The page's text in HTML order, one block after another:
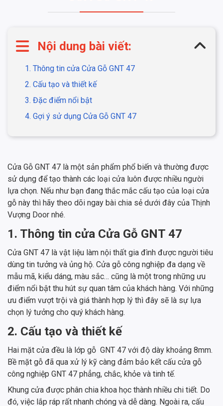
Nội dung bài viết:
1. Thông tin cửa Cửa Gỗ GNT 47
2. Cấu tạo và thiết kế
3. Đặc điểm nổi bật
4. Gợi ý sử dụng Cửa Gỗ GNT 47
Cửa Gỗ GNT 47 là một sản phẩm phổ biến và thường được
sử dụng để tạo thành các loại cửa luôn được nhiều người
lựa chọn. Nếu như bạn đang thắc mắc cấu tạo của loại cửa
gỗ này thì hãy theo dõi ngay bài chia sẻ dưới đây của Thịnh
Vượng Door nhé.
1. Thông tin cửa Cửa Gỗ GNT 47
Cửa GNT 47 là vật liệu làm nội thất gia đình được người tiêu
dùng tin tưởng và ủng hộ. Cửa gỗ công nghiệp đa dạng về
mẫu mã, kiểu dáng, màu sắc… cũng là một trong những ưu
điểm nổi bật thu hút sự quan tâm của khách hàng. Với những
ưu điểm vượt trội và giá thành hợp lý thì đây sẽ là sự lựa
chọn lý tưởng cho quý khách hàng.
2. Cấu tạo và thiết kế
Hai mặt cửa đều là lớp gỗ GNT 47 với độ dày khoảng 8mm.
Bề mặt gỗ đã qua xử lý kỹ càng đảm bảo kết cấu cửa gỗ
công nghiệp GNT 47 phẳng, chắc, khỏe và tinh tế.
Khung cửa được phân chia khoa học thành nhiều chi tiết. Do
đó, việc lắp ráp rất nhanh chóng và dễ dàng. Ngoài ra, cấu